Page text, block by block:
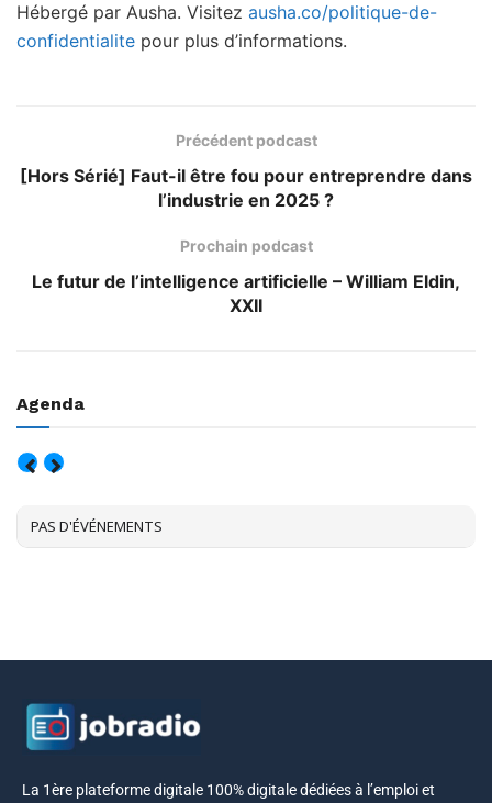
Hébergé par Ausha. Visitez ausha.co/politique-de-
confidentialite pour plus d’informations.
Précédent podcast
[Hors Sérié] Faut-il être fou pour entreprendre dans
l’industrie en 2025 ?
Prochain podcast
Le futur de l’intelligence artificielle – William Eldin,
XXII
Agenda
PAS D'ÉVÉNEMENTS
La 1ère plateforme digitale 100% digitale dédiées à l’emploi et